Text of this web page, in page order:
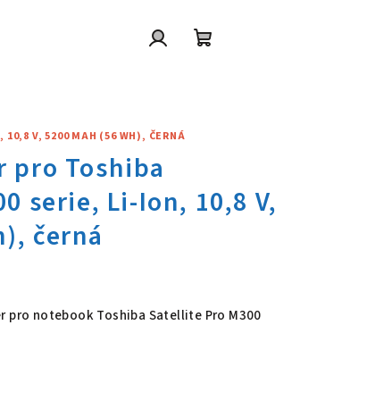
V, 5200 MAH (56 WH), ČERNÁ
pro Toshiba Satellite Pro
pro notebook Toshiba Satellite Pro M300